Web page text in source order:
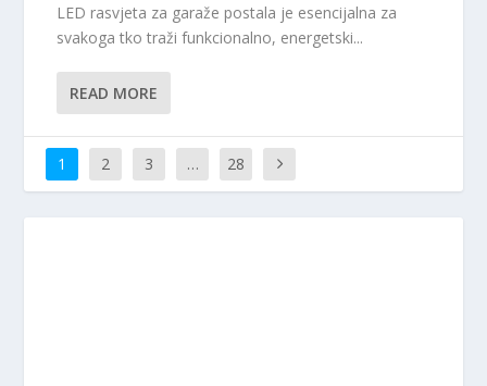
LED rasvjeta za garaže postala je esencijalna za
svakoga tko traži funkcionalno, energetski...
READ MORE
1 2 3 … 28